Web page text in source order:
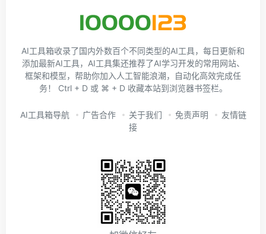
AI工具箱收录了国内外数百个不同类型的AI工具，每日更新和
添加最新AI工具，AI工具集还推荐了AI学习开发的常用网站、
框架和模型，帮助你加入人工智能浪潮，自动化高效完成任
务！ Ctrl + D 或 ⌘ + D 收藏本站到浏览器书签栏。
AI工具箱导航 广告合作 关于我们 免责声明
友情链
接